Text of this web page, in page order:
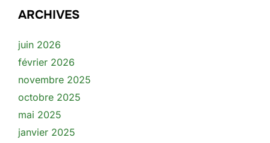
ARCHIVES
juin 2026
février 2026
novembre 2025
octobre 2025
mai 2025
janvier 2025